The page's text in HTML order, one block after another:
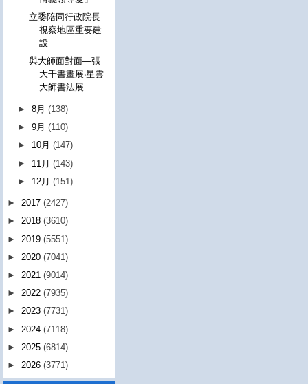
立委陪同行政院長
視察地區重要建
設
與大師面對面—張
大千書畫展‧星雲
大師書法展
►8月(138)
►9月(110)
► 10月(147)
► 11月(143)
► 12月(151)
► 2017 (2427)
► 2018 (3610)
► 2019 (5551)
► 2020 (7041)
► 2021 (9014)
► 2022 (7935)
► 2023 (7731)
► 2024 (7118)
► 2025 (6814)
► 2026 (3771)